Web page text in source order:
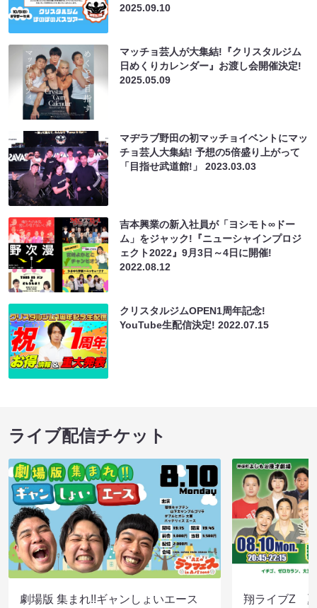
2025.09.10
マッチョ芸人が大集結!『クリスタルジム
日めくりカレンダー』お渡し会開催決定!
2025.05.09
マヂラブ野田の初マッチョイベントにマッ
チョ芸人大集結! 予想の5倍盛り上がって
「目指せ武道館!」2023.03.03
吉本興業の新入社員が「ヨシモト∞ドー
ム」をジャック!『ニューシャインプロジ
ェクト2022』9月3日～4日に開催!
2022.08.12
クリスタルジムOPEN1周年記念!
YouTube生配信決定!2022.07.15
ライブ配信チケット
劇場版 集まれ!!ギャンしょいエース
翔ライブZ